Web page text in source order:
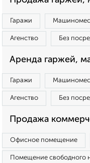
Гаражи
Агенство Без
Аренда гаржей,
Гаражи
Агенство Без
Продажа
Офисное помещение
Помещение свободного